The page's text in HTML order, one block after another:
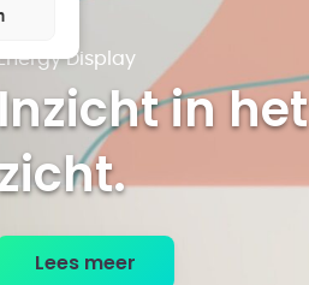
Display
in het
Lees meer